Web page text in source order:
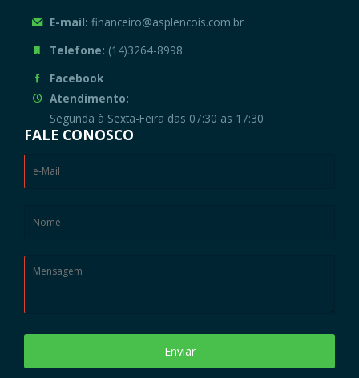
E-mail: financeiro@asplencois.com.br
Telefone: (14)3264-8998
Facebook
Atendimento:
Segunda à Sexta-Feira das 07:30 as 17:30
FALE CONOSCO
Enviar